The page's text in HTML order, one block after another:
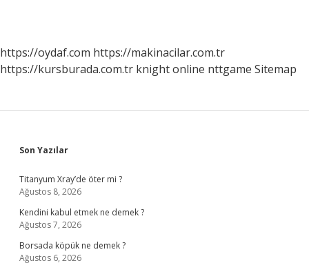
https://oydaf.com https://makinacilar.com.tr
https://kursburada.com.tr knight online nttgame Sitemap
Sidebar
Son Yazılar
Titanyum Xray’de öter mi ?
Ağustos 8, 2026
Kendini kabul etmek ne demek ?
Ağustos 7, 2026
Borsada köpük ne demek ?
Ağustos 6, 2026